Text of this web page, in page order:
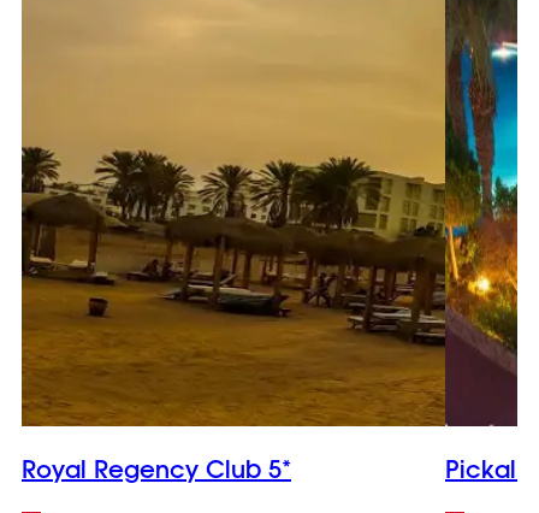
Royal Regency Club 5*